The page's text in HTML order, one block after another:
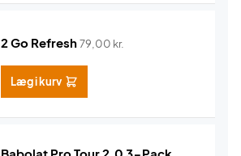
2 Go Refresh79,00 kr.
Læg i kurv